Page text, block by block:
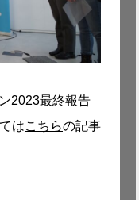
2023最終報告
はこちらの記事